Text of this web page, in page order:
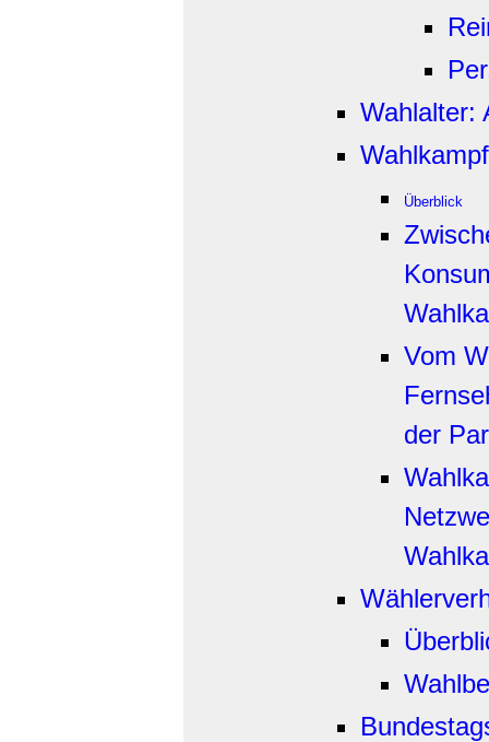
R
Wahlalter:
Wahlkampf
Überblick
Vom
der